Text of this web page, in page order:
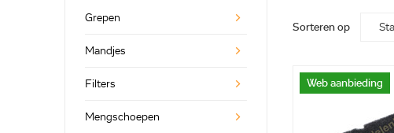
Grepen
Mandjes
Filters
Mengschoepen
Sorteren op
Web aanbieding